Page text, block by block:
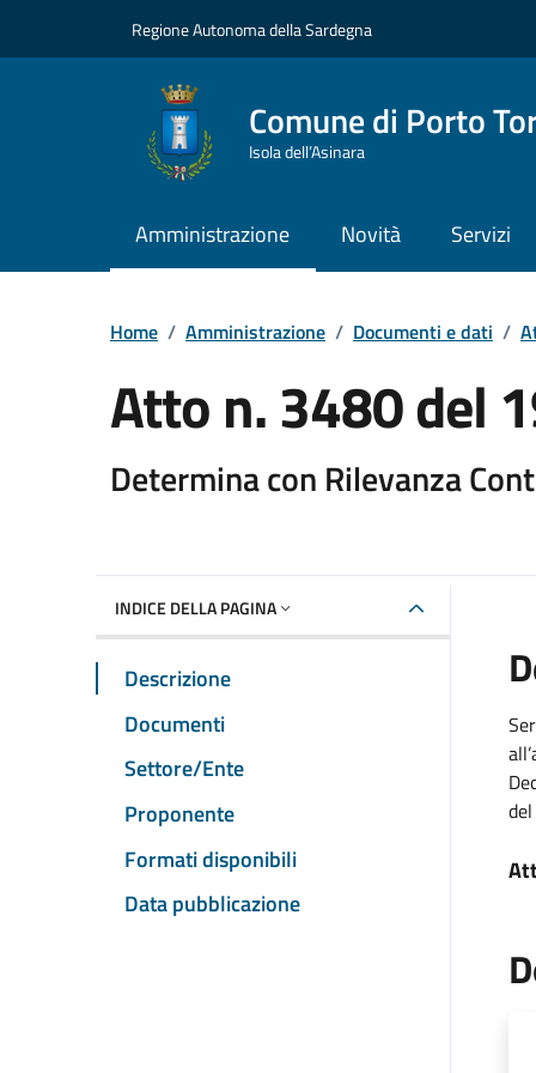
Regione Autonoma della Sardegna
Comune di Porto
Isola dell’Asinara
Amministrazione Novità Servizi
Home / Amministrazione / Documenti e dati /
Atto n. 3480 del
Determina con Rilevanza
INDICE DELLA PAGINA
Descrizione
Documenti
Settore/Ente
Proponente
Formati disponibili
Data pubblicazione